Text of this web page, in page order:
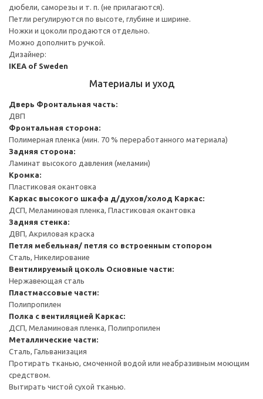
дюбели, саморезы и т. п. (не прилагаются).
Петли регулируются по высоте, глубине и ширине.
Ножки и цоколи продаются отдельно.
Можно дополнить ручкой.
Дизайнер:
IKEA of Sweden
Материалы и уход
Дверь Фронтальная часть:
ДВП
Фронтальная сторона:
Полимерная пленка (мин. 70 % переработанного материала)
Задняя сторона:
Ламинат высокого давления (меламин)
Кромка:
Пластиковая окантовка
Каркас высокого шкафа д/духов/холод Каркас:
ДСП, Меламиновая пленка, Пластиковая окантовка
Задняя стенка:
ДВП, Акриловая краска
Петля мебельная/ петля со встроенным стопором
Сталь, Никелирование
Вентилируемый цоколь Основные части:
Нержавеющая сталь
Пластмассовые части:
Полипропилен
Полка с вентиляцией Каркас:
ДСП, Меламиновая пленка, Полипропилен
Металлические части:
Сталь, Гальванизация
Протирать тканью, смоченной водой или неабразивным моющим
средством.
Вытирать чистой сухой тканью.